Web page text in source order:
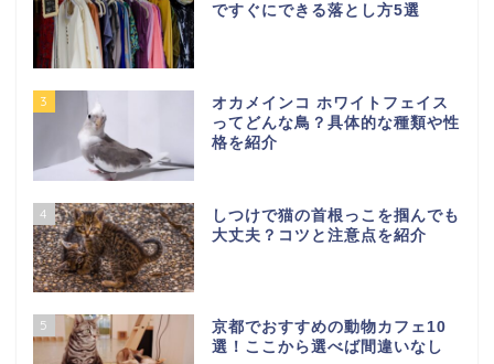
ですぐにできる落とし方5選
3
オカメインコ ホワイトフェイス
ってどんな鳥？具体的な種類や性
格を紹介
4
しつけで猫の首根っこを掴んでも
大丈夫？コツと注意点を紹介
5
京都でおすすめの動物カフェ10
選！ここから選べば間違いなし